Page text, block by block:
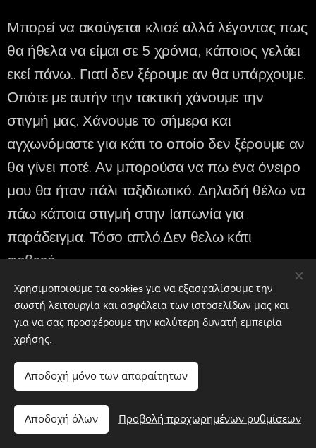
Μπορεί να ακούγεται κλισέ αλλά λέγοντας πως
θα ήθελα να είμαι σε 5 χρόνια, κάποιος γελάει
εκεί πάνω.. Γιατί δεν ξέρουμε αν θα υπάρχουμε.
Οπότε με αυτήν την τακτική χάνουμε την
στιγμή μας. Χάνουμε το σήμερα και
αγχωνόμαστε για κάτι το οποίο δεν ξέρουμε αν
θα γίνει ποτέ. Αν μπορούσα να πω ένα όνειρο
μου θα ήταν πάλι ταξιδιωτικό. Δηλαδή θέλω να
πάω κάποια στιγμή στην Ιαπωνία για
παράδειγμα. Τόσο απλό.Δεν θελω κάτι
φοβερό.
Ούτε να έχω
πολλά λεφτά,
ούτε καράβια.
Χρησιμοποιούμε τα cookies για να εξασφαλίσουμε την
σωστή λειτουργία και ασφάλεια των ιστοσελίδων μας και
για να σας προσφέρουμε την καλύτερη δυνατή εμπειρία
χρήσης.
Αποδοχή μόνο των απαραίτητων
Αποδοχή όλων Προβολή προχωρημένων ρυθμίσεων